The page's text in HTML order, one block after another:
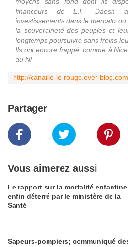
financeurs de E.I.- Daesh
investissements dans le mercato
la souveraineté des peuples et
longtemps poursuivre sans freins
Ils ont encore frappé. comme à
au Ni
Partager
Vous aimerez aussi
Le rapport sur la mortalité enfantine
enfin déterré par le ministère de la
Santé
Sapeurs-pompiers; communiqué